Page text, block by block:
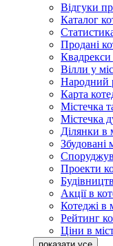
Відгуки
Каталог
Продані
Квадрекси
Вілли у
Народний
Карта
Містечка
Містечка
Ділянки в
Збудовані
Проекти
Акції в
Котеджі в
Рейтинг
Ціни в